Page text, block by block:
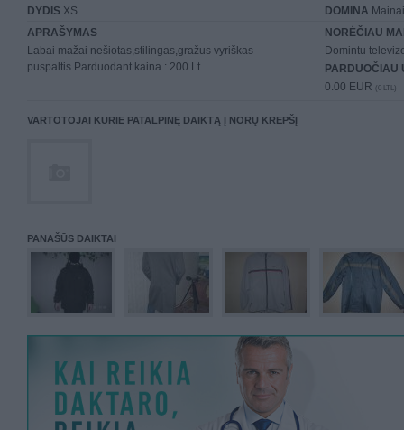
DYDIS XS DOMINA
APRAŠYMAS
Labai mažai nešiotas,stilingas,gražus vyriškas
puspaltis.Parduodant kaina : 200 Lt
NORĖČIAU
Domintu
PARDUOČIAU
0.00 EUR (0 LTL)
VARTOTOJAI KURIE PATALPINĘ DAIKTĄ Į NORŲ KREPŠĮ
PANAŠŪS DAIKTAI